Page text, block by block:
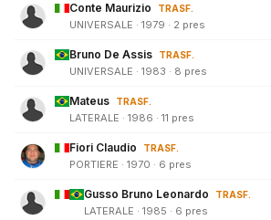
Conte Maurizio TRASF.
UNIVERSALE · 1979 · 2 pres
Bruno De Assis TRASF.
UNIVERSALE · 1983 · 8 pres
Mateus TRASF.
LATERALE · 1986 · 11 pres
Fiori Claudio TRASF.
PORTIERE · 1970 · 6 pres
Gusso Bruno Leonardo TRASF.
LATERALE · 1985 · 6 pres